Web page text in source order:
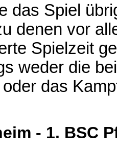
das Spiel
denen vor
Spielzeit
weder die
das
- 1. BSC